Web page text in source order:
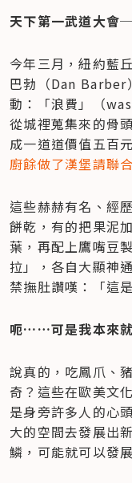
天下第一武道大會
今年三月，紐約藍
巴勃（Dan Barber
動：「浪費」（
從城裡蒐集來的骨
成一道道價值五百
廚餘做了漢堡請聯
這些赫赫有名、經
餅乾，有的把果泥
葉，再配上鷹嘴豆
拉」，各自大顯神
禁撫肚讚嘆：「這
呃……可是我本來
說真的，吃鳳爪、
奇？這些在歐美文
是身旁許多人的心
大的空間去發展出
鱗，可能就可以發